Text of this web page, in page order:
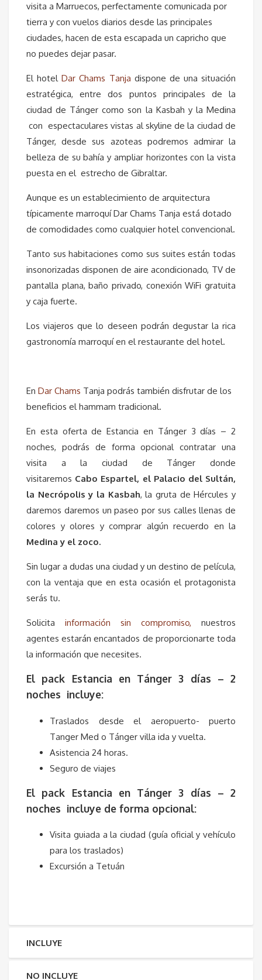
visita a Marruecos, perfectamente comunicada por
tierra y con vuelos diarios desde las principales
ciudades, hacen de esta escapada un capricho que
no puedes dejar pasar.
El hotelDar Chams Tanja dispone de una situación
estratégica, entre dos puntos principales de la
ciudad de Tánger como son la Kasbah y la Medina
con espectaculares vistas al skyline de la ciudad de
Tánger, desde sus azoteas podremos admirar la
belleza de su bahía y ampliar horizontes con la vista
puesta en el estrecho de Gibraltar.
Aunque es un establecimiento de arquitectura
típicamente marroquí Dar Chams Tanja está dotado
de comodidades como cualquier hotel convencional.
Tanto sus habitaciones como sus suites están todas
insonorizadas disponen de aire acondicionado, TV de
pantalla plana, baño privado, conexión WiFi gratuita
y caja fuerte.
Los viajeros que lo deseen podrán degustar la rica
gastronomía marroquí en el restaurante del hotel.
En Dar Chams Tanja podrás también disfrutar de los
beneficios el hammam tradicional.
En esta oferta de Estancia en Tánger 3 días – 2
noches, podrás de forma opcional contratar una
visita a la ciudad de Tánger donde
visitaremos Cabo Espartel, el Palacio del Sultán,
la Necrópolis y la Kasbah, la gruta de Hércules y
daremos daremos un paseo por sus calles llenas de
colores y olores y comprar algún recuerdo en la
Medina y el zoco.
Sin lugar a dudas una ciudad y un destino de película,
con la ventaja que en esta ocasión el protagonista
serás tu.
Solicita información sin compromiso, nuestros
agentes estarán encantados de proporcionarte toda
la información que necesites.
El pack Estancia en Tánger 3 días – 2
noches incluye:
Traslados desde el aeropuerto- puerto
Tanger Med o Tánger villa ida y vuelta.
Asistencia 24 horas.
Seguro de viajes
El pack Estancia en Tánger 3 días – 2
noches incluye de forma opcional:
Visita guiada a la ciudad (guía oficial y vehículo
para los traslados)
Excursión a Tetuán
INCLUYE
NO INCLUYE